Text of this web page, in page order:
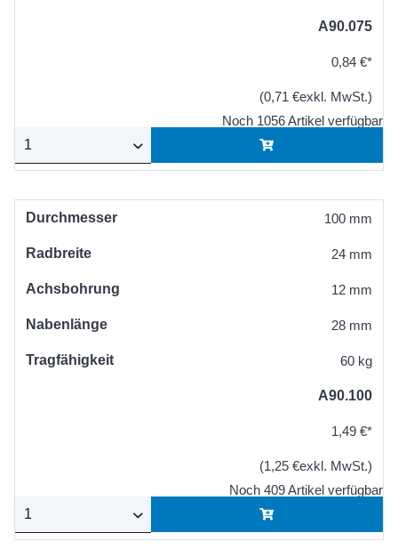
A90.075
0,84 €*
(0,71 €exkl. MwSt.)
Noch 1056 Artikel verfügbar
Durchmesser 100 mm
Radbreite 24 mm
Achsbohrung 12 mm
Nabenlänge 28 mm
Tragfähigkeit 60 kg
A90.100
1,49 €*
(1,25 €exkl. MwSt.)
Noch 409 Artikel verfügbar